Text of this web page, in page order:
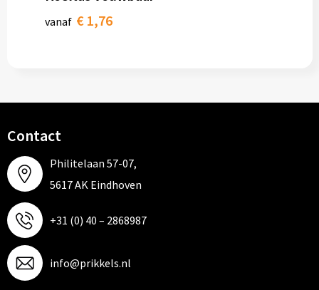
vanaf € 1,76
Contact
Philitelaan 57-07,
5617 AK Eindhoven
+31 (0) 40 – 2868987
info@prikkels.nl